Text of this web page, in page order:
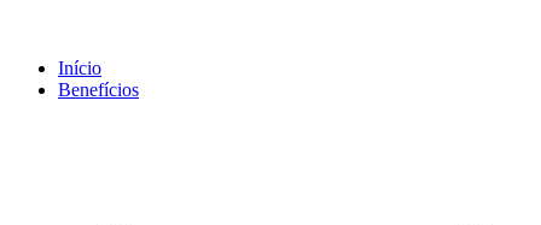
Início
Benefícios